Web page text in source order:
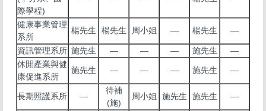
際學程)
健康事業管理
系所
楊先生 楊先生 周小姐 — 楊先生 —
資訊管理系所 施先生 — — — 施先生
—
休閒產業與健
康促進系所
施先生 — — — 施先生 —
長期照護系所 —
待補
(施)
周小姐 施先生 施先生 —